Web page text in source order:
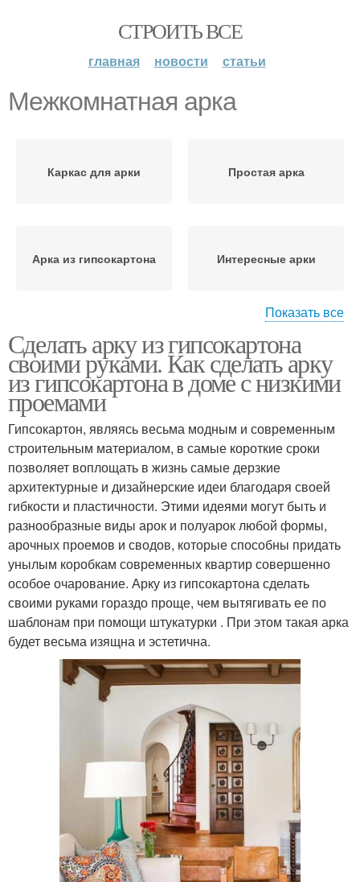
СТРОИТЬ ВСЕ
главная новости статьи
Межкомнатная арка
Каркас для арки Простая арка
Арка из гипсокартона Интересные арки
Арки из гипсокартона
Показать все
Сделать арку из гипсокартона
своими руками. Как сделать арку
из гипсокартона в доме с низкими
проемами
Гипсокартон, являясь весьма модным и современным
строительным материалом, в самые короткие сроки
позволяет воплощать в жизнь самые дерзкие
архитектурные и дизайнерские идеи благодаря своей
гибкости и пластичности. Этими идеями могут быть и
разнообразные виды арок и полуарок любой формы,
арочных проемов и сводов, которые способны придать
унылым коробкам современных квартир совершенно
особое очарование. Арку из гипсокартона сделать
своими руками гораздо проще, чем вытягивать ее по
шаблонам при помощи штукатурки . При этом такая арка
будет весьма изящна и эстетична.